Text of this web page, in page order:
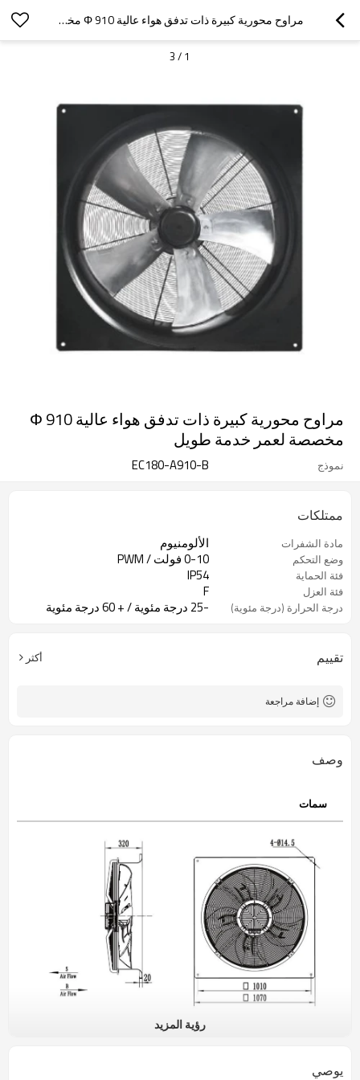
مراوح محورية كبيرة ذات تدفق هواء عالية Φ 910 مخصصة لعمر خدمة طويل
1
/
3
مراوح محورية كبيرة ذات تدفق هواء عالية Φ 910
مخصصة لعمر خدمة طويل
نموذج EC180-A910-B
ممتلكات
مادة الشفرات الألومنيوم
وضع التحكم 0-10 فولت / PWM
فئة الحماية IP54
فئة العزل F
درجة الحرارة (درجة مئوية) -25 درجة مئوية / + 60 درجة مئوية
تقييم أكثر
إضافة مراجعة
وصف
سمات
EC180-A910-Bرؤية المزيد
يوصي